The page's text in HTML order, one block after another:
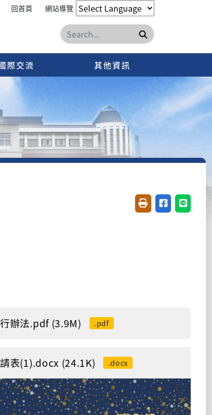
回首頁 網站導覽
搜尋
際交流 其他資訊
友善列印(開新視窗)
分享至臉書(
分享至
辦法.pdf (3.9M) .pdf
表(1).docx (24.1K) .docx